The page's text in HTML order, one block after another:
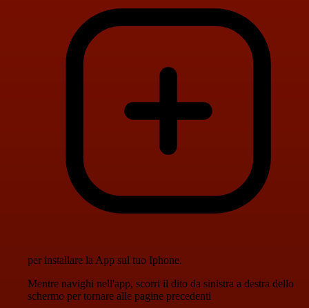
per installare la App sul tuo Iphone.
Mentre navighi nell'app, scorri il dito da sinistra a destra dello
schermo per tornare alle pagine precedenti